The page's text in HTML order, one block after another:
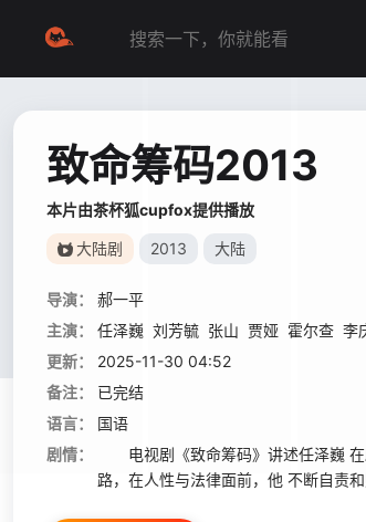
致命筹码2013
本片由茶杯狐cupfox提供播放
大陆剧 2013 大陆
导演：
郝一平
主演：
任泽巍 刘芳毓 张山 贾娅 霍尔查 李
更新：
2025-11-30 04:52
备注：
已完结
语言：
国语
剧情：
电视剧《致命筹码》讲述任泽巍 在
路，在人性与法律面前，他 不断自责